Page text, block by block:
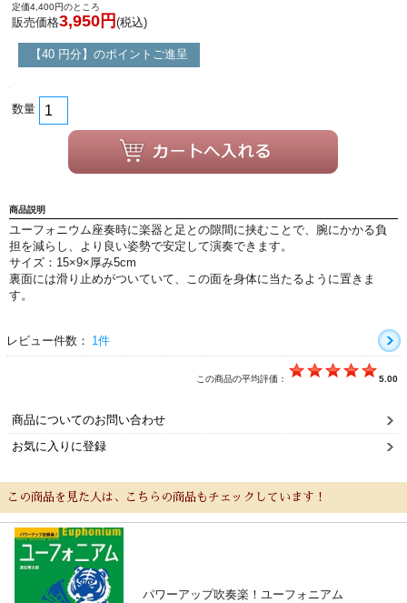
定価4,400円のところ
販売価格3,950円 (税込)
【40 円分】のポイントご進呈
数量
商品説明
ユーフォニウム座奏時に楽器と足との隙間に挟むことで、腕にかかる負
担を減らし、より良い姿勢で安定して演奏できます。
サイズ：15×9×厚み5cm
裏面には滑り止めがついていて、この面を身体に当たるように置きま
す。
レビュー件数： 1件
この商品の平均評価： 5.00
商品についてのお問い合わせ
お気に入りに登録
この商品を見た人は、こちらの商品もチェックしています！
パワーアップ吹奏楽！ユーフォニアム
新規会員登録
サポート・保証
特定商取引法 プライバシー・ポリシー